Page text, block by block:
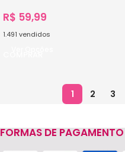
R$ 59,99
1.491 vendidos
1 2 3
FORMAS DE PAGAMENTO